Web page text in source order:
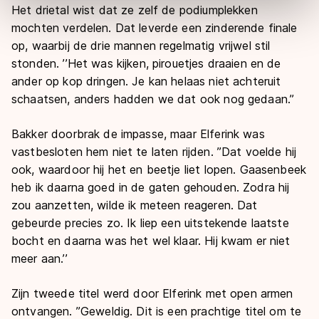
Door op ‘Toestaan’ te klikken, stemt u in met deze
overdracht. Meer informatie vindt u in onscookiebeleid.
Het drietal wist dat ze zelf de podiumplekken
mochten verdelen. Dat leverde een zinderende finale
op, waarbij de drie mannen regelmatig vrijwel stil
stonden. ’’Het was kijken, pirouetjes draaien en de
ander op kop dringen. Je kan helaas niet achteruit
schaatsen, anders hadden we dat ook nog gedaan.’’
Bakker doorbrak de impasse, maar Elferink was
vastbesloten hem niet te laten rijden. ’’Dat voelde hij
ook, waardoor hij het en beetje liet lopen. Gaasenbeek
heb ik daarna goed in de gaten gehouden. Zodra hij
zou aanzetten, wilde ik meteen reageren. Dat
gebeurde precies zo. Ik liep een uitstekende laatste
bocht en daarna was het wel klaar. Hij kwam er niet
meer aan.’’
Zijn tweede titel werd door Elferink met open armen
ontvangen. ’’Geweldig. Dit is een prachtige titel om te